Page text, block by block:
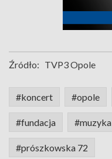
Źródło: TVP3 Opole
#koncert #opole
#fundacja #muzyka
#prószkowska 72